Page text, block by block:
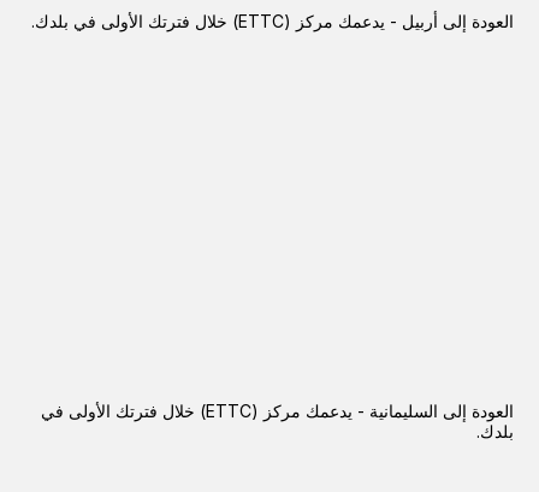
العودة إلى أربيل - يدعمك مركز (ETTC) خلال فترتك الأولى في بلدك.
العودة إلى السليمانية - يدعمك مركز (ETTC) خلال فترتك الأولى في
بلدك.